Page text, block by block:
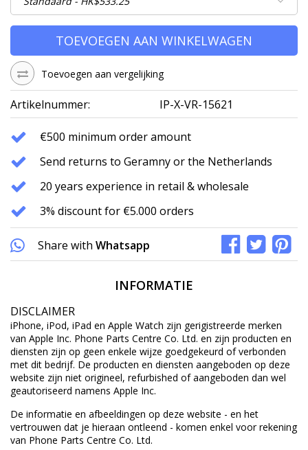
TOEVOEGEN AAN WINKELWAGEN
Toevoegen aan vergelijking
Artikelnummer: IP-X-VR-15621
€500 minimum order amount
Send returns to Geramny or the Netherlands
20 years experience in retail & wholesale
3% discount for €5.000 orders
Share with Whatsapp
INFORMATIE
DISCLAIMER
iPhone, iPod, iPad en Apple Watch zijn gerigistreerde merken
van Apple Inc. Phone Parts Centre Co. Ltd. en zijn producten en
diensten zijn op geen enkele wijze goedgekeurd of verbonden
met dit bedrijf. De producten en diensten aangeboden op deze
website zijn niet origineel, refurbished of aangeboden dan wel
geautoriseerd namens Apple Inc.
De informatie en afbeeldingen op deze website - en het
vertrouwen dat je hieraan ontleend - komen enkel voor rekening
van Phone Parts Centre Co. Ltd.